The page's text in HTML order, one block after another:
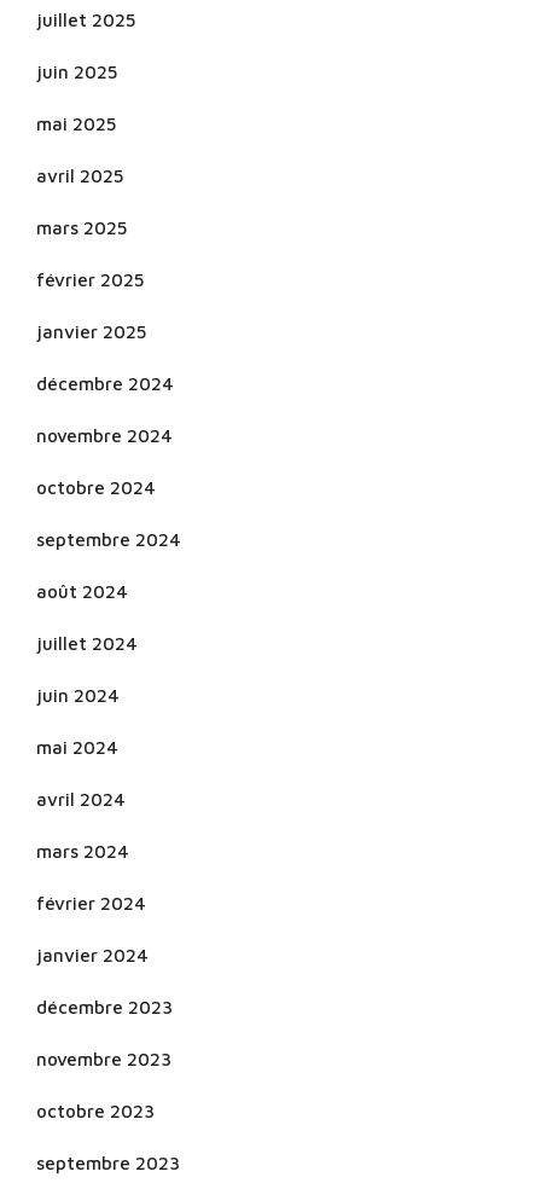
juillet 2025
juin 2025
mai 2025
avril 2025
mars 2025
février 2025
janvier 2025
décembre 2024
novembre 2024
octobre 2024
septembre 2024
août 2024
juillet 2024
juin 2024
mai 2024
avril 2024
mars 2024
février 2024
janvier 2024
décembre 2023
novembre 2023
octobre 2023
septembre 2023